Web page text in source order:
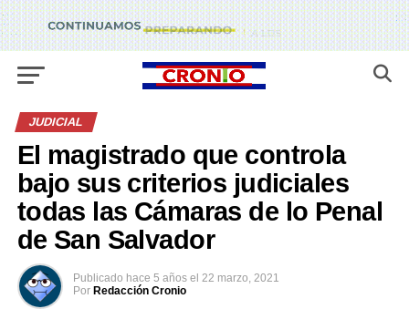
JUDICIAL
El magistrado que controla
bajo sus criterios judiciales
todas las Cámaras de lo Penal
de San Salvador
Publicado hace 5 años el 22 marzo, 2021
Por Redacción Cronio